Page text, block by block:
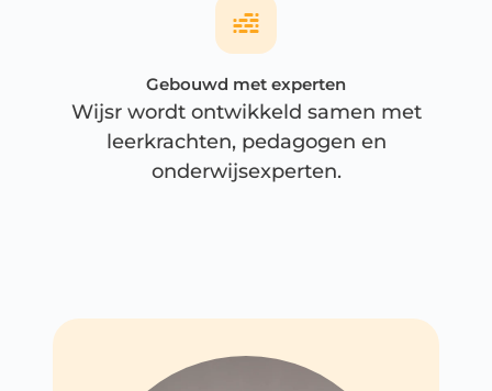
Gebouwd met experten
Wijsr wordt ontwikkeld samen met
leerkrachten, pedagogen en
onderwijsexperten.